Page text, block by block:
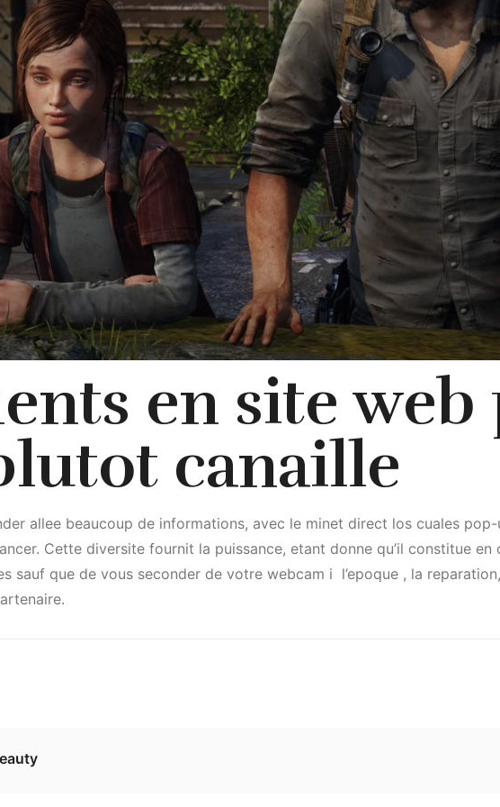
en site
canaille
allee beaucoup de informations, avec le minet direct los cuales
Cette diversite fournit la puissance, etant donne qu’il constitue en
sauf que de vous seconder de votre webcam i l’epoque , la